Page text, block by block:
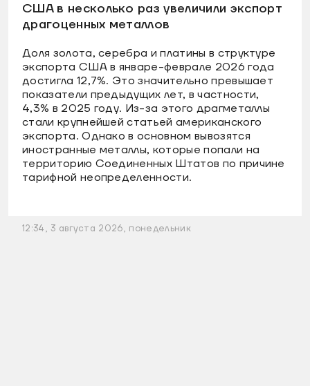
США в несколько раз увеличили экспорт
драгоценных металлов
Доля золота, серебра и платины в структуре
экспорта США в январе-феврале 2026 года
достигла 12,7%. Это значительно превышает
показатели предыдущих лет, в частности,
4,3% в 2025 году. Из-за этого драгметаллы
стали крупнейшей статьей американского
экспорта. Однако в основном вывозятся
иностранные металлы, которые попали на
территорию Соединенных Штатов по причине
тарифной неопределенности.
12:34, 3 августа 2026, понедельник